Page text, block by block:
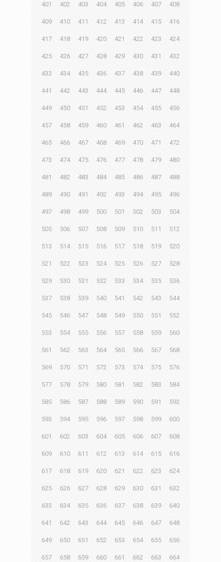
401 402 403 404 405 406 407 408
409 410 411 412 413 414 415 416
417 418 419 420 421 422 423 424
425 426 427 428 429 430 431 432
433 434 435 436 437 438 439 440
441 442 443 444 445 446 447 448
449 450 451 452 453 454 455 456
457 458 459 460 461 462 463 464
465 466 467 468 469 470 471 472
473 474 475 476 477 478 479 480
481 482 483 484 485 486 487 488
489 490 491 492 493 494 495 496
497 498 499 500 501 502 503 504
505 506 507 508 509 510 511 512
513 514 515 516 517 518 519 520
521 522 523 524 525 526 527 528
529 530 531 532 533 534 535 536
537 538 539 540 541 542 543 544
545 546 547 548 549 550 551 552
553 554 555 556 557 558 559 560
561 562 563 564 565 566 567 568
569 570 571 572 573 574 575 576
577 578 579 580 581 582 583 584
585 586 587 588 589 590 591 592
593 594 595 596 597 598 599 600
601 602 603 604 605 606 607 608
609 610 611 612 613 614 615 616
617 618 619 620 621 622 623 624
625 626 627 628 629 630 631 632
633 634 635 636 637 638 639 640
641 642 643 644 645 646 647 648
649 650 651 652 653 654 655 656
657 658 659 660 661 662 663 664